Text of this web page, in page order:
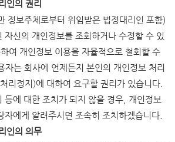
인의 권리
정보주체로부터 위임받은 법정대리인 포함)
자신의 개인정보를 조회하거나 수정할 수 있
하여 개인정보 이용을 자율적으로 철회할 수
자는 회사에 언제든지 본인의 개인정보 처리
리정지)에 대하여 요구할 권리가 있습니다.
등에 대한 조치가 되지 않을 경우, 개인정보
자에게 알려주시면 조속히 조치하겠습니다.
인의 의무